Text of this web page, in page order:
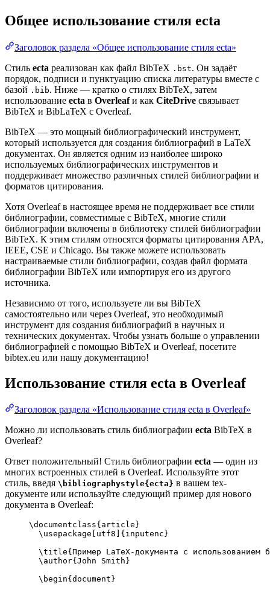
Общее использование стиля ecta
Заголовок раздела «Общее использование стиля ecta»
Стиль ecta реализован как файл BibTeX .bst. Он задаёт
порядок, подписи и пунктуацию списка литературы вместе с
базой .bib. Ниже — кратко о стилях BibTeX, затем
использование ecta в Overleafи как CiteDrive связывает
BibTeX и BibLaTeX с Overleaf.
BibTeX — это мощный библиографический инструмент,
который используется для создания библиографий в LaTeX
документах. Он является одним из наиболее широко
используемых библиографических инструментов и
поддерживает множество различных стилей библиографии и
форматов цитирования.
Хотя Overleaf в настоящее время не поддерживает все стили
библиографии, совместимые с BibTeX, многие стили
библиографии включены в библиотеку стилей библиографии
BibTeX. К этим стилям относятся форматы цитирования APA,
IEEE, CSE и Chicago. Вы также можете использовать
настраиваемые стили библиографии, создав файл формата
библиографии BibTeX или импортируя его из другого
источника.
Независимо от того, используете ли вы BibTeX
самостоятельно или через Overleaf, это необходимый
инструмент для создания библиографий в научных и
технических документах. Чтобы узнать больше о управлении
библиографией с помощью BibTeX и Overleaf, посетите
bibtex.eu или нашу документацию!
Использование стиля ecta в Overleaf
Заголовок раздела «Использование стиля ecta в Overleaf»
Можно ли использовать стиль библиографии ecta BibTeX в
Overleaf?
Ответ положительный! Стиль библиографии ecta — один из
многих встроенных стилей в Overleaf. Используйте этот
стиль, введя \bibliographystyle{ecta} в вашем tex-
документе или используйте следующий пример для нового
документа в Overleaf:
\documentclass{ article }
\usepackage
utf8 ]{ inputenc }
\title{Пример LaTeX-документа с использованием
\author{John Smith}
\begin{ document }